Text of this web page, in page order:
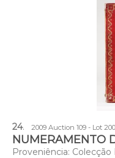
24. 2009 Auction 109 - Lot 200
NUMERAMENTO
Proveniência: